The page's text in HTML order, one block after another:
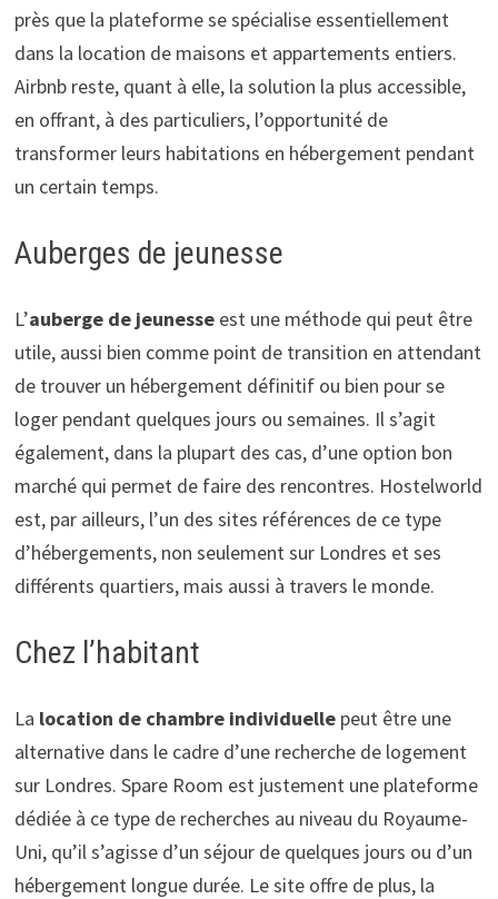
près que la plateforme se spécialise essentiellement
dans la location de maisons et appartements entiers.
Airbnb reste, quant à elle, la solution la plus accessible,
en offrant, à des particuliers, l’opportunité de
transformer leurs habitations en hébergement pendant
un certain temps.
Auberges de jeunesse
L’auberge de jeunesseest une méthode qui peut être
utile, aussi bien comme point de transition en attendant
de trouver un hébergement définitif ou bien pour se
loger pendant quelques jours ou semaines. Il s’agit
également, dans la plupart des cas, d’une option bon
marché qui permet de faire des rencontres. Hostelworld
est, par ailleurs, l’un des sites références de ce type
d’hébergements, non seulement sur Londres et ses
différents quartiers, mais aussi à travers le monde.
Chez l’habitant
La location de chambre individuellepeut être une
alternative dans le cadre d’une recherche de logement
sur Londres. Spare Room est justement une plateforme
dédiée à ce type de recherches au niveau du Royaume-
Uni, qu’il s’agisse d’un séjour de quelques jours ou d’un
hébergement longue durée. Le site offre de plus, la